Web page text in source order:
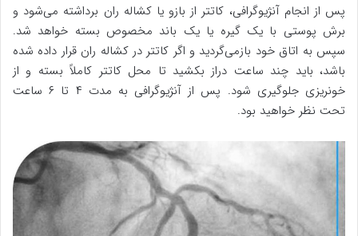
پس از انجام آنژیوگرافی، کاتتر از بازو یا کشاله ران برداشته می‌شود و
برش پوستی با یک گیره یا یک باند مخصوص بسته خواهد شد.
سپس به اتاق خود بازمی‌گردید و اگر کاتتر در کشاله ران قرار داده شده
باشد، باید چند ساعت دراز بکشید تا محل کاتتر کاملاً بسته و از
خونریزی جلوگیری شود. پس از آنژیوگرافی به مدت ۴ تا ۶ ساعت
تحت نظر خواهید بود.